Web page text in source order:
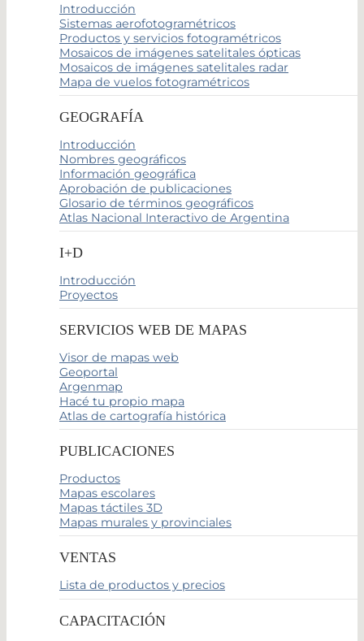
Introducción
Sistemas aerofotogramétricos
Productos y servicios fotogramétricos
Mosaicos de imágenes satelitales ópticas
Mosaicos de imágenes satelitales radar
Mapa de vuelos fotogramétricos
GEOGRAFÍA
Introducción
Nombres geográficos
Información geográfica
Aprobación de publicaciones
Glosario de términos geográficos
Atlas Nacional Interactivo de Argentina
I+D
Introducción
Proyectos
SERVICIOS WEB DE MAPAS
Visor de mapas web
Geoportal
Argenmap
Hacé tu propio mapa
Atlas de cartografía histórica
PUBLICACIONES
Productos
Mapas escolares
Mapas táctiles 3D
Mapas murales y provinciales
VENTAS
Lista de productos y precios
CAPACITACIÓN